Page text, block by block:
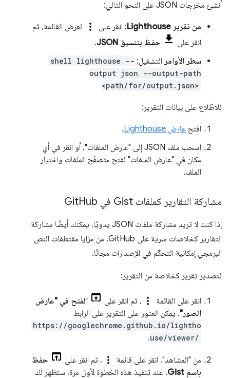
أنشئ مخرجات JSON على النحو التالي:
من تقرير Lighthouse : انقر على more_vert
لعرض القائمة، ثم
انقر على
حفظ بتنسيق JSON
.
سطر الأوامر التشغيل: shell lighthouse --
output json --output-path
<path/for/output.json>
للاطّلاع على بيانات التقرير:
افتح عارض Lighthouse
.
اسحب ملف JSON إلى "عارض الملفات"، أو انقر في أي
مكان في "عارض الملفات" لفتح متصفّح الملفات واختيار
الملف.
مشاركة التقارير كملفات Gist في Git Hub
إذا كنت لا تريد مشاركة ملفات JSON يدويًا، يمكنك أيضًا مشاركة
التقارير كخلاصات سرية على GitHub. من مزايا مقتطفات النص
البرمجي إمكانية التحكّم في الإصدارات مجانًا.
لتصدير تقرير كخلاصة من التقرير:
انقر على القائمة more_vert ، ثم انقر على
الفتح في "عارض
الصور". يمكن العثور على التقرير على الرابط
https://googlechrome.github.io/lightho
use/viewer/
.
من "المشاهد"، انقر على قائمة more_vert ، ثم انقر على
حفظ
باسم Gist
. عند تنفيذ هذه الخطوة لأول مرة، ستظهر لك